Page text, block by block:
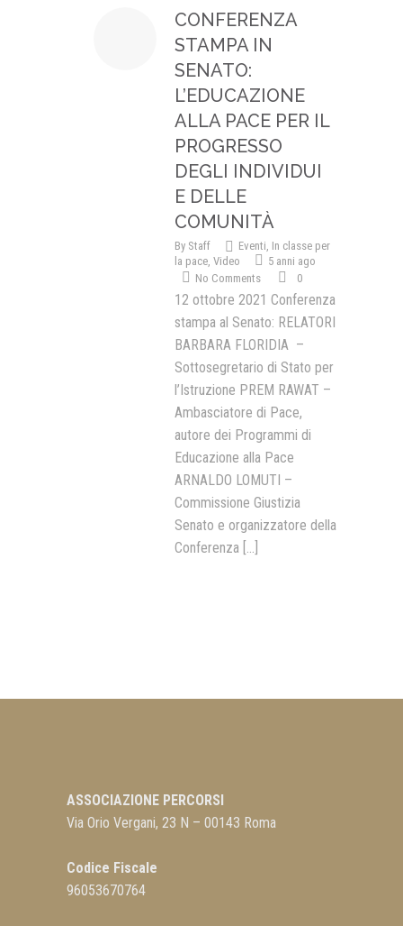
Presentazione video
Giornata Internazionale ONU
della Pace
PROGRAMMA DI EDUCAZIONE
ALLA PACE
MEDIA FOR PEACE
ATTIVITÀ IN CANTIERE
CONFERENZA
STAMPA IN
SENATO:
L’EDUCAZIONE
ALLA PACE PER IL
PROGRESSO
DEGLI INDIVIDUI
E DELLE
COMUNITÀ
By Staff Eventi, In classe per
la pace, Video
5 anni ago
No Comments
0
12 ottobre 2021 Conferenza
stampa al Senato: RELATORI
BARBARA FLORIDIA –
Sottosegretario di Stato per
l’Istruzione PREM RAWAT –
Ambasciatore di Pace,
autore dei Programmi di
Educazione alla Pace
ARNALDO LOMUTI –
Commissione Giustizia
Senato e organizzatore della
Conferenza [...]
ASSOCIAZIONE PERCORSI
Via Orio Vergani, 23 N – 00143 Roma
Codice Fiscale
96053670764